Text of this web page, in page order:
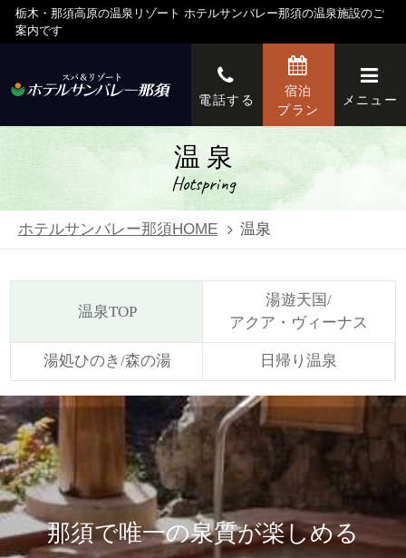
栃木・那須高原の温泉リゾート ホテルサンバレー那須の温泉施設のご
案内です
電話する
宿泊
プラン
メニュー
温 泉
Hotspring
ホテルサンバレー那須HOME 温泉
温泉TOP
湯遊天国/
アクア・ヴィーナス
湯処ひのき/森の湯 日帰り温泉
那須で唯一の泉質が楽しめる